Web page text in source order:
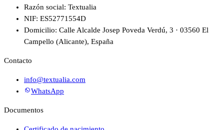
Razón social: Textualia
NIF: ES52771554D
Domicilio: Calle Alcalde Josep Poveda Verdú, 3 · 03560 El
Campello (Alicante), España
Contacto
info@textualia.com
WhatsApp
Documentos